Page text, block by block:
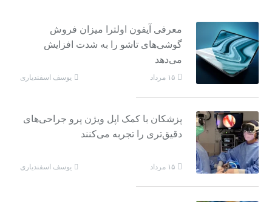
معرفی آیفون اولترا میزان فروش
گوشی‌های تاشو را به شدت افزایش
می‌دهد
۱۵ مرداد یوسف اسفندیاری
پزشکان با کمک اپل ویژن پرو جراحی‌های
دقیق‌تری را تجربه می‌کنند
۱۵ مرداد یوسف اسفندیاری